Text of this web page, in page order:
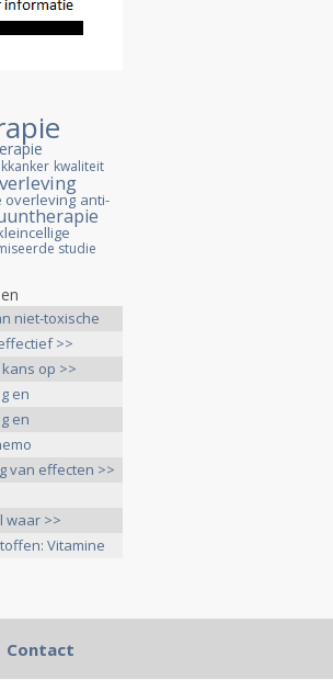
kwaliteit
overleving anti-
studie
niet-toxische
>>
op >>
en
en
van effecten >>
waar >>
Vitamine
Contact